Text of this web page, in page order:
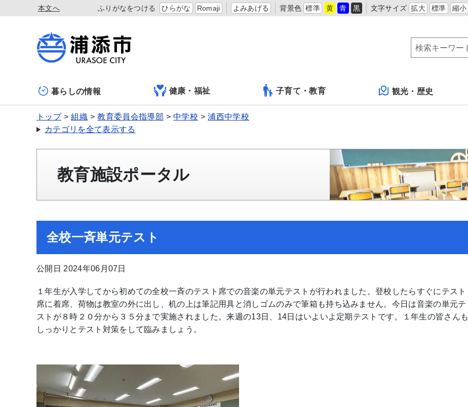
本文へ ふりがなをつける ひらがな Romaji よみあげる 背景色 標準 黄 青 黒 文字サイズ 拡大 標準 縮小
暮らしの情報 健康・福祉 子育て・教育 観光・歴史
トップ 組織 教育委員会指導部 中学校
浦西中学校
カテゴリを全て表示する
教育施設ポータル
全校一斉単元テスト
公開日 2024年06月07日
１年生が入学してから初めての全校一斉のテスト席での音楽の単元テストが行われました。登校したらすぐにテスト
席に着席、荷物は教室の外に出し、机の上は筆記用具と消しゴムのみで筆箱も持ち込みません。今日は音楽の単元テ
ストが８時２０分から３５分まで実施されました。来週の13日、14日はいよいよ定期テストです。１年生の皆さんも
しっかりとテスト対策をして臨みましょう。